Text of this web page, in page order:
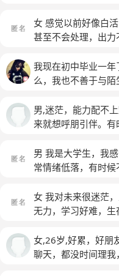
间上班，上了三个月
不活自己，觉得很
工之类的，对自己有
测试是infj,以前自己
(匿名)
女 感觉以前好像白
甚至不会处理，出
我知道...我办事的时
搭理，一开始我还真
来主席重用我，突然
懂得怎么做人(匿名)
我现在初中毕业一
么，我也不善于与陌
男,迷茫，能力配不
来就想呼朋引伴。
得过且过。
男 我是大学生，我
常情绪低落，有时
女 我对未来很迷茫
无力，学习好难，
女,26岁,好累，好朋
聊天，都没时间理